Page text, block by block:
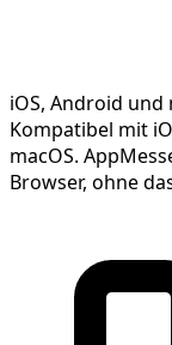
iOS, Android und
Kompatibel mit
macOS.
Browser, ohne